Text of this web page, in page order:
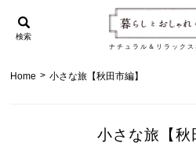
ナチュラル＆リラックス
検索
Home > 小さな旅【秋田市編】
小さな旅【秋